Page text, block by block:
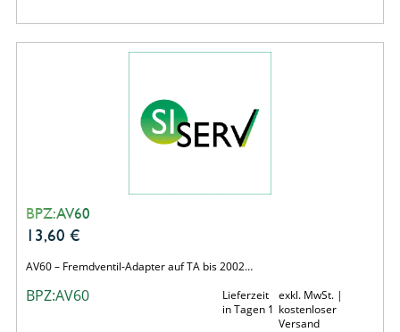
BPZ:AV60
13,60 €
AV60 – Fremdventil-Adapter auf TA bis 2002…
BPZ:AV60
Lieferzeit
in Tagen 1
exkl. MwSt. |
kostenloser
Versand